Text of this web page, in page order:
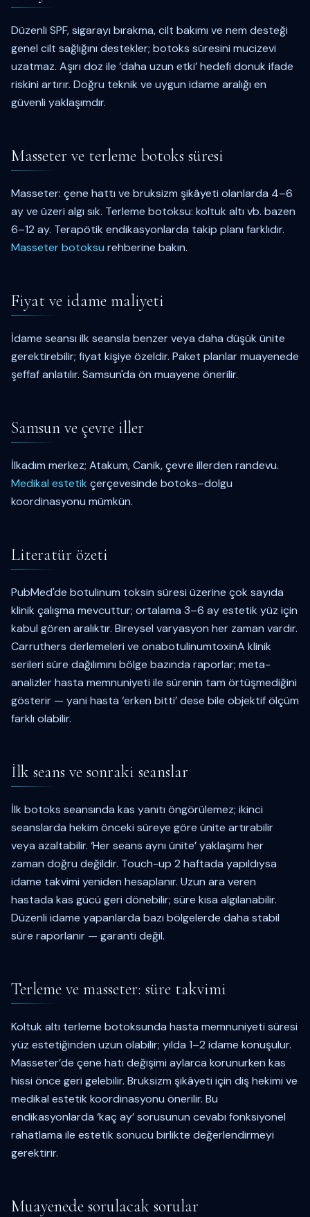
Düzenli SPF, sigarayı bırakma, cilt bakımı ve nem desteği
genel cilt sağlığını destekler; botoks süresini mucizevi
uzatmaz. Aşırı doz ile ‘daha uzun etki’ hedefi donuk ifade
riskini artırır. Doğru teknik ve uygun idame aralığı en
güvenli yaklaşımdır.
Masseter ve terleme botoks süresi
Masseter: çene hattı ve bruksizm şikâyeti olanlarda 4–6
ay ve üzeri algı sık. Terleme botoksu: koltuk altı vb. bazen
6–12 ay. Terapötik endikasyonlarda takip planı farklıdır.
Masseter botoksu rehberine bakın.
Fiyat ve idame maliyeti
İdame seansı ilk seansla benzer veya daha düşük ünite
gerektirebilir; fiyat kişiye özeldir. Paket planlar muayenede
şeffaf anlatılır. Samsun'da ön muayene önerilir.
Samsun ve çevre iller
İlkadım merkez; Atakum, Canik, çevre illerden randevu.
Medikal estetik çerçevesinde botoks–dolgu
koordinasyonu mümkün.
Literatür özeti
PubMed'de botulinum toksin süresi üzerine çok sayıda
klinik çalışma mevcuttur; ortalama 3–6 ay estetik yüz için
kabul gören aralıktır. Bireysel varyasyon her zaman vardır.
Carruthers derlemeleri ve onabotulinumtoxinA klinik
serileri süre dağılımını bölge bazında raporlar; meta-
analizler hasta memnuniyeti ile sürenin tam örtüşmediğini
gösterir — yani hasta ‘erken bitti’ dese bile objektif ölçüm
farklı olabilir.
İlk seans ve sonraki seanslar
İlk botoks seansında kas yanıtı öngörülemez; ikinci
seanslarda hekim önceki süreye göre ünite artırabilir
veya azaltabilir. ‘Her seans aynı ünite’ yaklaşımı her
zaman doğru değildir. Touch-up 2 haftada yapıldıysa
idame takvimi yeniden hesaplanır. Uzun ara veren
hastada kas gücü geri dönebilir; süre kısa algılanabilir.
Düzenli idame yapanlarda bazı bölgelerde daha stabil
süre raporlanır — garanti değil.
Terleme ve masseter: süre takvimi
Koltuk altı terleme botoksunda hasta memnuniyeti süresi
yüz estetiğinden uzun olabilir; yılda 1–2 idame konuşulur.
Masseter’de çene hatı değişimi aylarca korunurken kas
hissi önce geri gelebilir. Bruksizm şikâyeti için diş hekimi ve
medikal estetik koordinasyonu önerilir. Bu
endikasyonlarda ‘kaç ay’ sorusunun cevabı fonksiyonel
rahatlama ile estetik sonucu birlikte değerlendirmeyi
gerektirir.
Muayenede sorulacak sorular